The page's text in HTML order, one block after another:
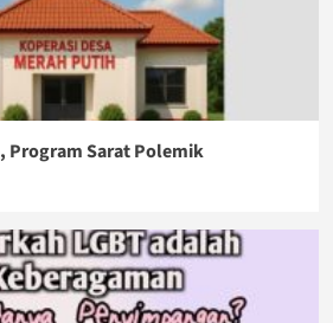
Program Sarat Polemik